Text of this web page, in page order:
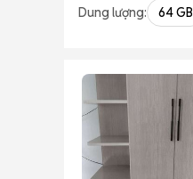
Dung lượng: 64 GB